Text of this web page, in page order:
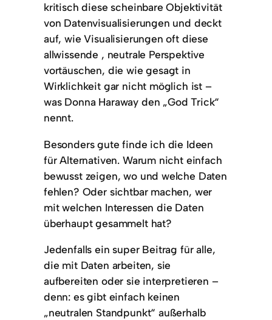
kritisch diese scheinbare Objektivität
von Datenvisualisierungen und deckt
auf, wie Visualisierungen oft diese
allwissende , neutrale Perspektive
vortäuschen, die wie gesagt in
Wirklichkeit gar nicht möglich ist –
was Donna Haraway den „God Trick“
nennt.
Besonders gute finde ich die Ideen
für Alternativen. Warum nicht einfach
bewusst zeigen, wo und welche Daten
fehlen? Oder sichtbar machen, wer
mit welchen Interessen die Daten
überhaupt gesammelt hat?
Jedenfalls ein super Beitrag für alle,
die mit Daten arbeiten, sie
aufbereiten oder sie interpretieren –
denn: es gibt einfach keinen
„neutralen Standpunkt“ außerhalb